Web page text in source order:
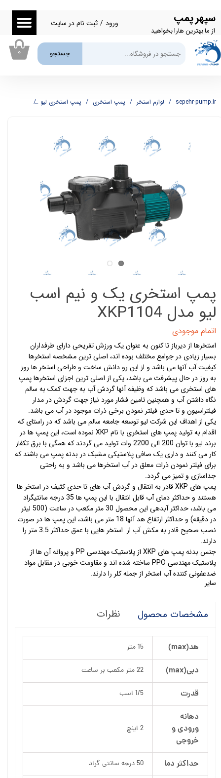
سپهر پمپ
از ما بهترین هارا بخواهید
جستجو
ورود / ثبت نام در سایت
حساب کاربری من
تغییر گذر واژه
سفارشات
۰
sepehr-pump.ir لوازم استخر پمپ استخری پمپ استخری لیو
پمپ استخری یک و نیم اسب
لیو مدل XKP1104
اتمام موجودی
استخرها از دیرباز تا کنون به عنوان یک ورزش تفریحی دارای طرفداران
بسیار زیادی در جوامع مختلف بوده اند، اصلی ترین مشخصه استخرها
کیفیت آب آنها می باشد و از این رو دانش ساخت و طراحی استخر ها روز
به روز در حال پیشرفت می باشد، یکی از اصلی ترین اجزای استخرها پمپ
های استخری می باشد که وظیفه آنها گردش آب به جهت کمک به سالم
نگاه داشتن آب و همچنین تامین فشار مورد نیاز جهت گردش در مدار
فیلتراسیون و تا حدی فیلتر نمودن برخی ذرات موجود در آب می باشد.
یکی از اهداف این شرکت لیو توسعه جامعه سالم می باشد که در راستای که
اقدام به تولید پمپ های استخری با نام XKP نموده است، این پمپ ها در
برند لیو با توان 200 الی 2200 وات تولید می گردند که همگی با برق تکفاز
کار می کنند و داری یک صافی پلاستیکی مشبک در بدنه پمپ می باشند که
برای فیلتر نمودن ذرات معلق در آب استخرها می باشد و به راحتی
جداسازی و تمیز می گردد.
پمپ های XKP قادر به انتقال و گردش آب های تا حدی کثیف در استخر ها
هستند و حداکثر دمای آب قابل انتقال با این پمپ ها 35 درجه سانتیگراد
می باشد، حداکثر آبدهی این محصول 30 متر مکعب در ساعت (500 لیتر
در دقیقه) و حداکثر ارتفاع هد آنها 18 متر می باشد، این پمپ ها در صورت
نصب صحیح قادر به مکش آب از استخر هایی با عمق حداکثر 3.5 متر را
دارند.
جنس بدنه پمپ های XKP از پلاستیک مهندسی PP و پروانه آن ها از
پلاستیک مهندسی PPO ساخته شده اند و مقاومت خوبی در مقابل مواد
ضدعفونی کننده آب استخر از جمله کلر را دارند.
سایر
مشخصات محصول نظرات
هد(max) 15 متر
دبی(max) 22 متر مکعب بر ساعت
قدرت 1/5 اسب
دهانه
ورودی و
خروجی
2 اینچ
حداکثر دما 50 درجه سانتی گراد